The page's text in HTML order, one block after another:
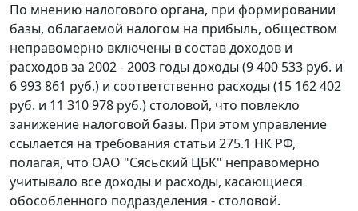
По мнению налогового органа, при формировании
базы, облагаемой налогом на прибыль, обществом
неправомерно включены в состав доходов и
расходов за 2002 - 2003 годы доходы (9 400 533 руб. и
6 993 861 руб.) и соответственно расходы (15 162 402
руб. и 11 310 978 руб.) столовой, что повлекло
занижение налоговой базы. При этом управление
ссылается на требования статьи 275.1 НК РФ,
полагая, что ОАО "Сясьский ЦБК" неправомерно
учитывало все доходы и расходы, касающиеся
обособленного подразделения - столовой.